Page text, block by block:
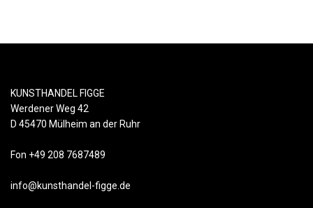
KUNSTHANDEL FIGGE
Werdener Weg 42
D 45470 Mülheim an der Ruhr
Fon +49 208 7687489
info@kunsthandel-figge.de